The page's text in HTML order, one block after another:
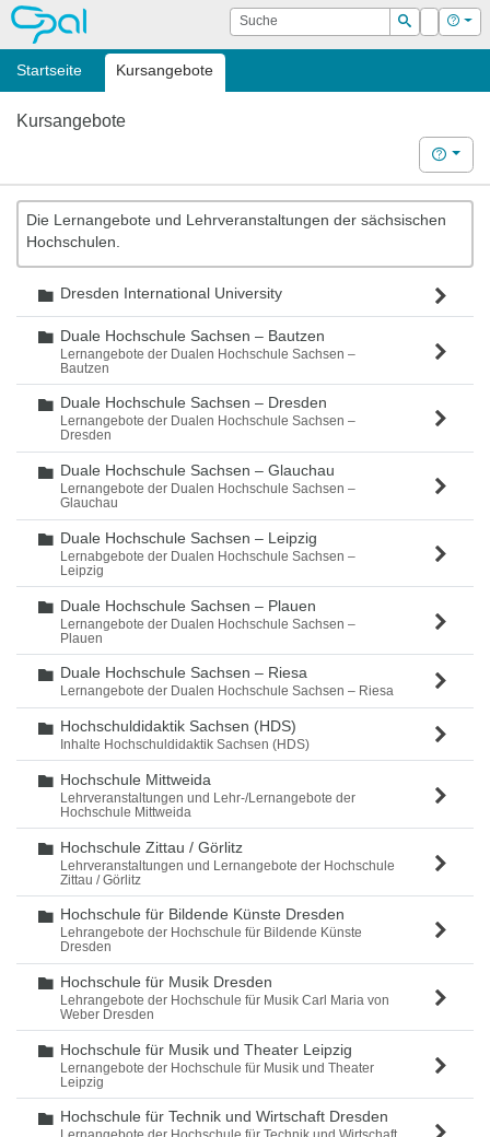
OPAL Suche
Suchen
Login Hilfe
Startseite Kursangebote
Kursangebote
Hilfe
Die Lernangebote und Lehrveranstaltungen der sächsischen
Hochschulen.
Ordner
Dresden International University
Ordner
Duale Hochschule Sachsen – Bautzen
Lernangebote der Dualen Hochschule Sachsen –
Bautzen
Ordner
Duale Hochschule Sachsen – Dresden
Lernangebote der Dualen Hochschule Sachsen –
Dresden
Ordner
Duale Hochschule Sachsen – Glauchau
Lernangebote der Dualen Hochschule Sachsen –
Glauchau
Ordner
Duale Hochschule Sachsen – Leipzig
Lernabgebote der Dualen Hochschule Sachsen –
Leipzig
Ordner
Duale Hochschule Sachsen – Plauen
Lernangebote der Dualen Hochschule Sachsen –
Plauen
Ordner
Duale Hochschule Sachsen – Riesa
Lernangebote der Dualen Hochschule Sachsen – Riesa
Ordner
Hochschuldidaktik Sachsen (HDS)
Inhalte Hochschuldidaktik Sachsen (HDS)
Ordner
Hochschule Mittweida
Lehrveranstaltungen und Lehr-/Lernangebote der
Hochschule Mittweida
Ordner
Hochschule Zittau / Görlitz
Lehrveranstaltungen und Lernangebote der Hochschule
Zittau / Görlitz
Ordner
Hochschule für Bildende Künste Dresden
Lehrangebote der Hochschule für Bildende Künste
Dresden
Ordner
Hochschule für Musik Dresden
Lehrangebote der Hochschule für Musik Carl Maria von
Weber Dresden
Ordner
Hochschule für Musik und Theater Leipzig
Lernangebote der Hochschule für Musik und Theater
Leipzig
Ordner
Hochschule für Technik und Wirtschaft Dresden